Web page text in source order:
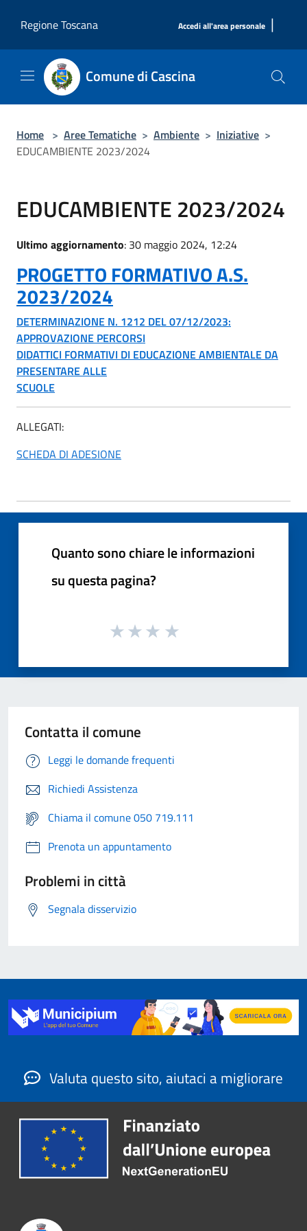
Regione Toscana
Accedi all'area personale |
Comune di Cascina
Home > Aree Tematiche > Ambiente > Iniziative >
EDUCAMBIENTE 2023/2024
EDUCAMBIENTE 2023/2024
Ultimo aggiornamento: 30 maggio 2024, 12:24
PROGETTO FORMATIVO A.S.
2023/2024
DETERMINAZIONE N. 1212 DEL 07/12/2023:
APPROVAZIONE PERCORSI
DIDATTICI FORMATIVI DI EDUCAZIONE AMBIENTALE DA
PRESENTARE ALLE
SCUOLE
ALLEGATI:
SCHEDA DI ADESIONE
Quanto sono chiare le informazioni
su questa pagina?
Contatta il comune
Leggi le domande frequenti
Richiedi Assistenza
Chiama il comune 050 719.111
Prenota un appuntamento
Problemi in città
Segnala disservizio
Valuta questo sito, aiutaci a migliorare